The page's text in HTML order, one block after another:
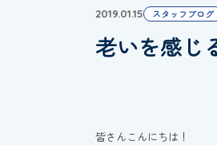
2019.01.15 スタッフブログ
老いを感じ
皆さんこんにちは！